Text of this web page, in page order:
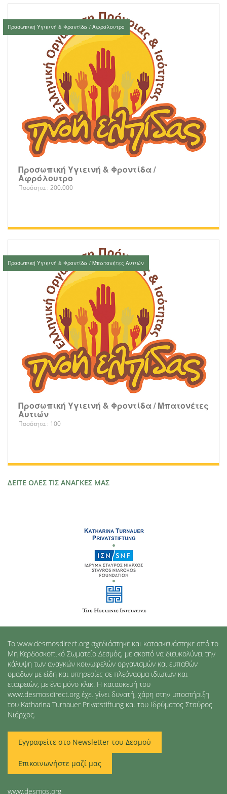
Προσωπική Υγιεινή & Φροντίδα / Αφρόλουτρο
Προσωπική Υγιεινή & Φροντίδα /
Αφρόλουτρο
Ποσότητα : 200.000
Προσωπική Υγιεινή & Φροντίδα / Μπατονέτες Αυτιών
Προσωπική Υγιεινή & Φροντίδα / Μπατονέτες
Αυτιών
Ποσότητα : 100
ΔΕΙΤΕ ΟΛΕΣ ΤΙΣ ΑΝΑΓΚΕΣ ΜΑΣ
Το www.desmosdirect.org σχεδιάστηκε και κατασκευάστηκε από το
Μη Κερδοσκοπικό Σωματείο Δεσμός, με σκοπό να διευκολύνει την
κάλυψη των αναγκών κοινωφελών οργανισμών και ευπαθών
ομάδων με είδη και υπηρεσίες σε πλεόνασμα ιδιωτών και
εταιρειών, με ένα μόνο κλικ. Η κατασκευή του
www.desmosdirect.org έχει γίνει δυνατή, χάρη στην υποστήριξη
του Katharina Turnauer Privatstiftung και του Ιδρύματος Σταύρος
Νιάρχος.
Εγγραφείτε στο Newsletter του Δεσμού
Επικοινωνήστε μαζί μας
www.desmos.org